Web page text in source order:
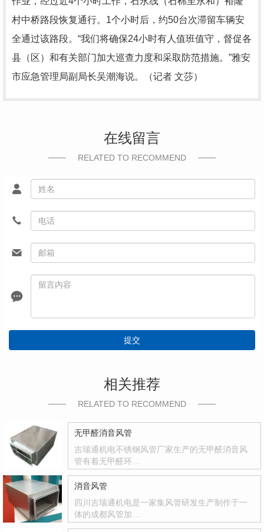
村中桥路段恢复通行。1个小时后，约50台次滞留车辆安
全通过该路段。“我们将确保24小时有人值班值守，督促各
县（区）和有关部门加大巡查力度和采取防范措施。”雅安
市应急管理局副局长吴潮海说。（记者 文莎）
在线留言
RELATED TO RECOMMEND
提交
相关推荐
RELATED TO RECOMMEND
无甲醛消音风管
吉瑞通机电不锈钢风管厂家生产的无甲醛消音风
管有着无甲醛环…
消音风管
四川吉瑞通机电是一家集风管研发生产制作于一
体的成都风管加…